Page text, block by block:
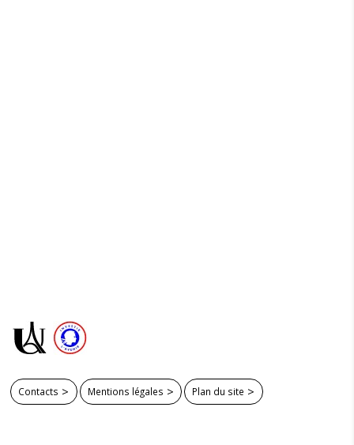
Contacts Mentions légales Plan du site